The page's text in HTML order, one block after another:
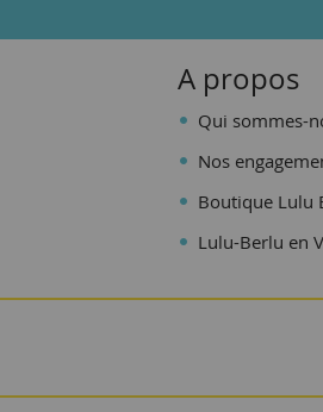
A propos
Qui sommes-
Nos
Boutique Lulu
Lulu-Berlu en